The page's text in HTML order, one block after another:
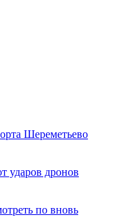
Шереметьево
ударов дронов
по вновь